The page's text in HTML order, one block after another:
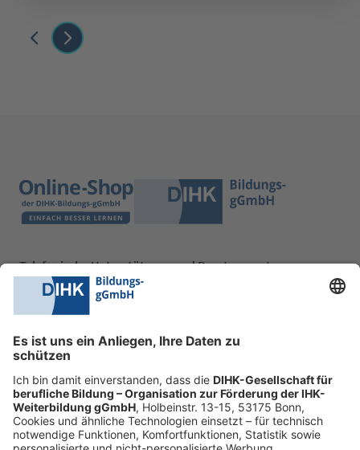
Telefonische Unterstützung und Beratung unter:
0228 6205 205
Fr.:
09:00-14:00 Uhr
shop@dihk-bildung.shop
Vertrag widerrufen